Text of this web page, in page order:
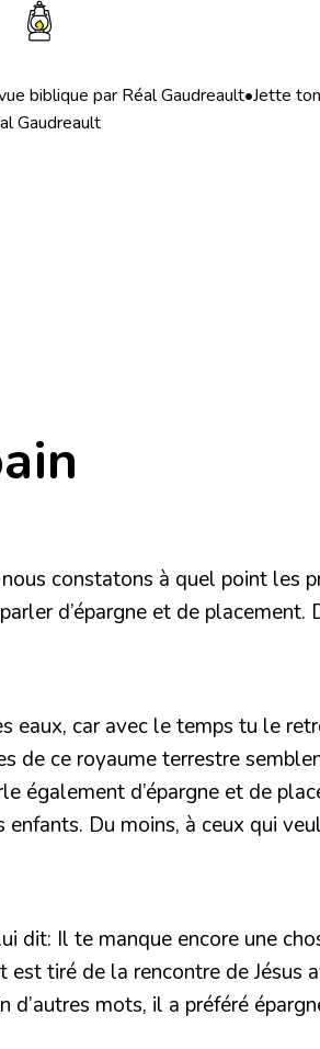
biblique par Réal Gaudreault•Jette
Gaudreault
nous constatons à quel point
d’épargne et de
eaux, car avec le temps tu le
de ce royaume terrestre
également d’épargne et de
enfants. Du moins, à ceux qui
dit: Il te manque encore une
est tiré de la rencontre de Jésus
d’autres mots, il a préféré